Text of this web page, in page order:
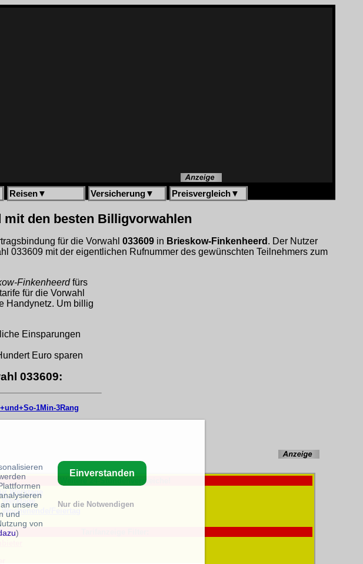
Reisen▼ Versicherung▼ Preisvergleich▼
mit den besten Billigvorwahlen
für die Vorwahl 033609 in Brieskow-Finkenheerd . Der Nutzer
033609 mit der eigentlichen Rufnummer des gewünschten Teilnehmers zum
Finkenheerdfürs
für die Vorwahl
Handynetz. Um billig
Einsparungen
Euro sparen
033609:
1Min-3Rang
Weitere 24-Stundenvergleiche!
Werktage
Feiertag
unsere
und
von
)
Einverstanden
Nur die Notwendigen